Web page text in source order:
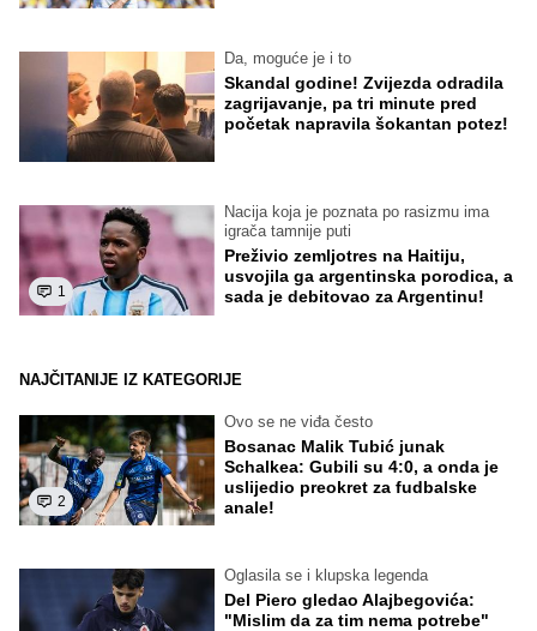
Da, moguće je i to
Skandal godine! Zvijezda odradila
zagrijavanje, pa tri minute pred
početak napravila šokantan potez!
1
Nacija koja je poznata po rasizmu ima
igrača tamnije puti
Preživio zemljotres na Haitiju,
usvojila ga argentinska porodica, a
sada je debitovao za Argentinu!
NAJČITANIJE IZ KATEGORIJE
2
Ovo se ne viđa često
Bosanac Malik Tubić junak
Schalkea: Gubili su 4:0, a onda je
uslijedio preokret za fudbalske
anale!
Oglasila se i klupska legenda
Del Piero gledao Alajbegovića:
"Mislim da za tim nema potrebe"